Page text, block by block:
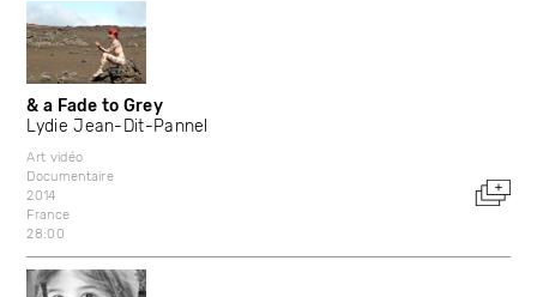
& a Fade to Grey
Lydie Jean-Dit-Pannel
Art vidéo
Documentaire
2014
France
28:00